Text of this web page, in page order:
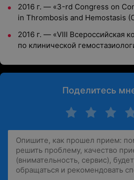
2016 г. — «3-rd Congress on
in Thrombosis and Hemostasis
2016 г. — «VIII Всероссийская
по клинической
Поделитесь